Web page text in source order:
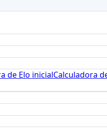
de Elo inicialCalculadora